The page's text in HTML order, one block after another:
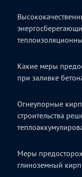
Какие меры
при заливке
Огнеупорные
строительства
Меры
глиноземный